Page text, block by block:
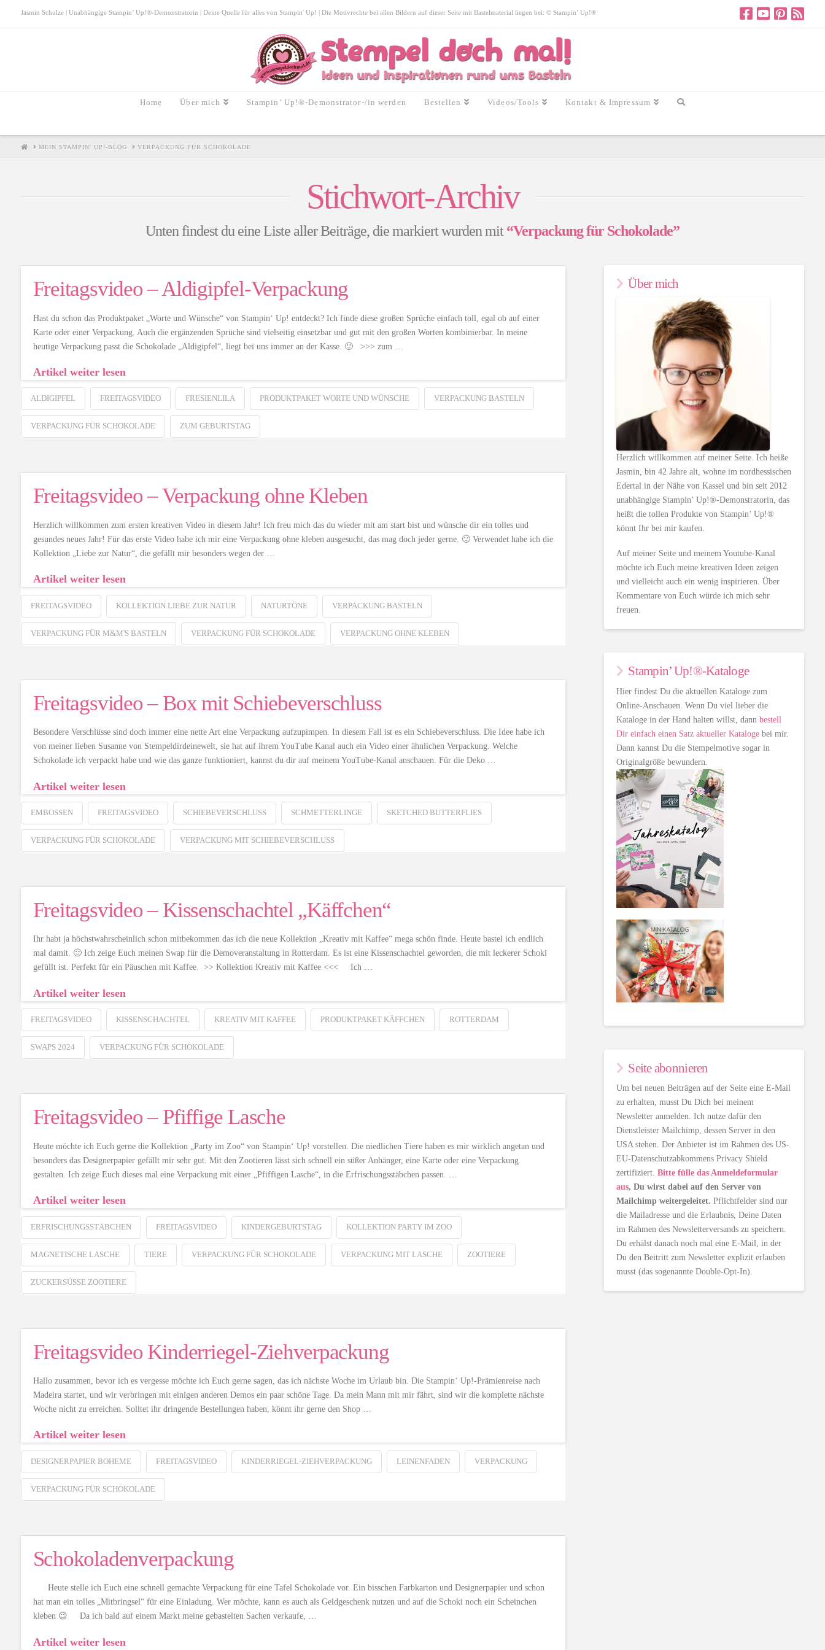
Jasmin Schulze | Unabhängige Stampin’ Up!®-Demonstratorin | Deine Quelle für alles von Stampin' Up! | Die Motivrechte bei allen Bildern auf dieser Seite mit Bastelmaterial liegen bei: © Stampin’ Up!®
Home Über mich Stampin’ Up!®-Demonstrator-/in werden Bestellen Videos/Tools Kontakt & Impressum
HOMEMEIN STAMPIN' UP!-BLOG VERPACKUNG FÜR SCHOKOLADE
Stichwort-Archiv
Unten findest du eine Liste aller Beiträge, die markiert wurden mit“Verpackung für Schokolade”
Freitagsvideo – Aldigipfel-Verpackung
Hast du schon das Produktpaket „Worte und Wünsche“ von Stampin‘ Up! entdeckt? Ich finde diese großen Sprüche einfach toll, egal ob auf einer
Karte oder einer Verpackung. Auch die ergänzenden Sprüche sind vielseitig einsetzbar und gut mit den großen Worten kombinierbar. In meine
heutige Verpackung passt die Schokolade „Aldigipfel“, liegt bei uns immer an der Kasse. 🙂 >>> zum …
Artikel weiter lesen
ALDIGIPFEL FREITAGSVIDEO FRESIENLILA PRODUKTPAKET WORTE UND WÜNSCHE VERPACKUNG BASTELN
VERPACKUNG FÜR SCHOKOLADE ZUM GEBURTSTAG
Freitagsvideo – Verpackung ohne Kleben
Herzlich willkommen zum ersten kreativen Video in diesem Jahr! Ich freu mich das du wieder mit am start bist und wünsche dir ein tolles und
gesundes neues Jahr! Für das erste Video habe ich mir eine Verpackung ohne kleben ausgesucht, das mag doch jeder gerne. 🙂 Verwendet habe ich die
Kollektion „Liebe zur Natur“, die gefällt mir besonders wegen der …
Artikel weiter lesen
FREITAGSVIDEO KOLLEKTION LIEBE ZUR NATUR NATURTÖNE VERPACKUNG BASTELN
VERPACKUNG FÜR M&M'S BASTELN VERPACKUNG FÜR SCHOKOLADE VERPACKUNG OHNE KLEBEN
Freitagsvideo – Box mit Schiebeverschluss
Besondere Verschlüsse sind doch immer eine nette Art eine Verpackung aufzupimpen. In diesem Fall ist es ein Schiebeverschluss. Die Idee habe ich
von meiner lieben Susanne von Stempeldirdeinewelt, sie hat auf ihrem YouTube Kanal auch ein Video einer ähnlichen Verpackung. Welche
Schokolade ich verpackt habe und wie das ganze funktioniert, kannst du dir auf meinem YouTube-Kanal anschauen. Für die Deko …
Artikel weiter lesen
EMBOSSEN FREITAGSVIDEO SCHIEBEVERSCHLUSS SCHMETTERLINGE SKETCHED BUTTERFLIES
VERPACKUNG FÜR SCHOKOLADE VERPACKUNG MIT SCHIEBEVERSCHLUSS
Freitagsvideo – Kissenschachtel „Käffchen“
Ihr habt ja höchstwahrscheinlich schon mitbekommen das ich die neue Kollektion „Kreativ mit Kaffee“ mega schön finde. Heute bastel ich endlich
mal damit. 🙂 Ich zeige Euch meinen Swap für die Demoveranstaltung in Rotterdam. Es ist eine Kissenschachtel geworden, die mit leckerer Schoki
gefüllt ist. Perfekt für ein Päuschen mit Kaffee. >> Kollektion Kreativ mit Kaffee <<< Ich …
Artikel weiter lesen
FREITAGSVIDEO KISSENSCHACHTEL KREATIV MIT KAFFEE PRODUKTPAKET KÄFFCHEN ROTTERDAM
SWAPS 2024 VERPACKUNG FÜR SCHOKOLADE
Freitagsvideo – Pfiffige Lasche
Heute möchte ich Euch gerne die Kollektion „Party im Zoo“ von Stampin‘ Up! vorstellen. Die niedlichen Tiere haben es mir wirklich angetan und
besonders das Designerpapier gefällt mir sehr gut. Mit den Zootieren lässt sich schnell ein süßer Anhänger, eine Karte oder eine Verpackung
gestalten. Ich zeige Euch dieses mal eine Verpackung mit einer „Pfiffigen Lasche“, in die Erfrischungsstäbchen passen. …
Artikel weiter lesen
ERFRISCHUNGSSTÄBCHEN FREITAGSVIDEO KINDERGEBURTSTAG KOLLEKTION PARTY IM ZOO
MAGNETISCHE LASCHE TIERE VERPACKUNG FÜR SCHOKOLADE VERPACKUNG MIT LASCHE ZOOTIERE
ZUCKERSÜSSE ZOOTIERE
Freitagsvideo Kinderriegel-Ziehverpackung
Hallo zusammen, bevor ich es vergesse möchte ich Euch gerne sagen, das ich nächste Woche im Urlaub bin. Die Stampin‘ Up!-Prämienreise nach
Madeira startet, und wir verbringen mit einigen anderen Demos ein paar schöne Tage. Da mein Mann mit mir fährt, sind wir die komplette nächste
Woche nicht zu erreichen. Solltet ihr dringende Bestellungen haben, könnt ihr gerne den Shop …
Artikel weiter lesen
DESIGNERPAPIER BOHEME FREITAGSVIDEO KINDERRIEGEL-ZIEHVERPACKUNG LEINENFADEN VERPACKUNG
VERPACKUNG FÜR SCHOKOLADE
Schokoladenverpackung
Heute stelle ich Euch eine schnell gemachte Verpackung für eine Tafel Schokolade vor. Ein bisschen Farbkarton und Designerpapier und schon
hat man ein tolles „Mitbringsel“ für eine Einladung. Wer möchte, kann es auch als Geldgeschenk nutzen und auf die Schoki noch ein Scheinchen
kleben 😉 Da ich bald auf einem Markt meine gebastelten Sachen verkaufe, …
Artikel weiter lesen
Über mich
Herzlich willkommen auf meiner Seite. Ich heiße
Jasmin, bin 42 Jahre alt, wohne im nordhessischen
Edertal in der Nähe von Kassel und bin seit 2012
unabhängige Stampin’ Up!®-Demonstratorin, das
heißt die tollen Produkte von Stampin’ Up!®
könnt Ihr bei mir kaufen.
Auf meiner Seite und meinem Youtube-Kanal
möchte ich Euch meine kreativen Ideen zeigen
und vielleicht auch ein wenig inspirieren. Über
Kommentare von Euch würde ich mich sehr
freuen.
Stampin’ Up!®-Kataloge
Hier findest Du die aktuellen Kataloge zum
Online-Anschauen. Wenn Du viel lieber die
Kataloge in der Hand halten willst, dannbestell
Dir einfach einen Satz aktueller Kataloge bei mir.
Dann kannst Du die Stempelmotive sogar in
Originalgröße bewundern.
Seite abonnieren
Um bei neuen Beiträgen auf der Seite eine E-Mail
zu erhalten, musst Du Dich bei meinem
Newsletter anmelden. Ich nutze dafür den
Dienstleister Mailchimp, dessen Server in den
USA stehen. Der Anbieter ist im Rahmen des US-
EU-Datenschutzabkommens Privacy Shield
zertifiziert.Bitte fülle das Anmeldeformular
aus, Du wirst dabei auf den Server von
Mailchimp weitergeleitet. Pflichtfelder sind nur
die Mailadresse und die Erlaubnis, Deine Daten
im Rahmen des Newsletterversands zu speichern.
Du erhälst danach noch mal eine E-Mail, in der
Du den Beitritt zum Newsletter explizit erlauben
musst (das sogenannte Double-Opt-In).